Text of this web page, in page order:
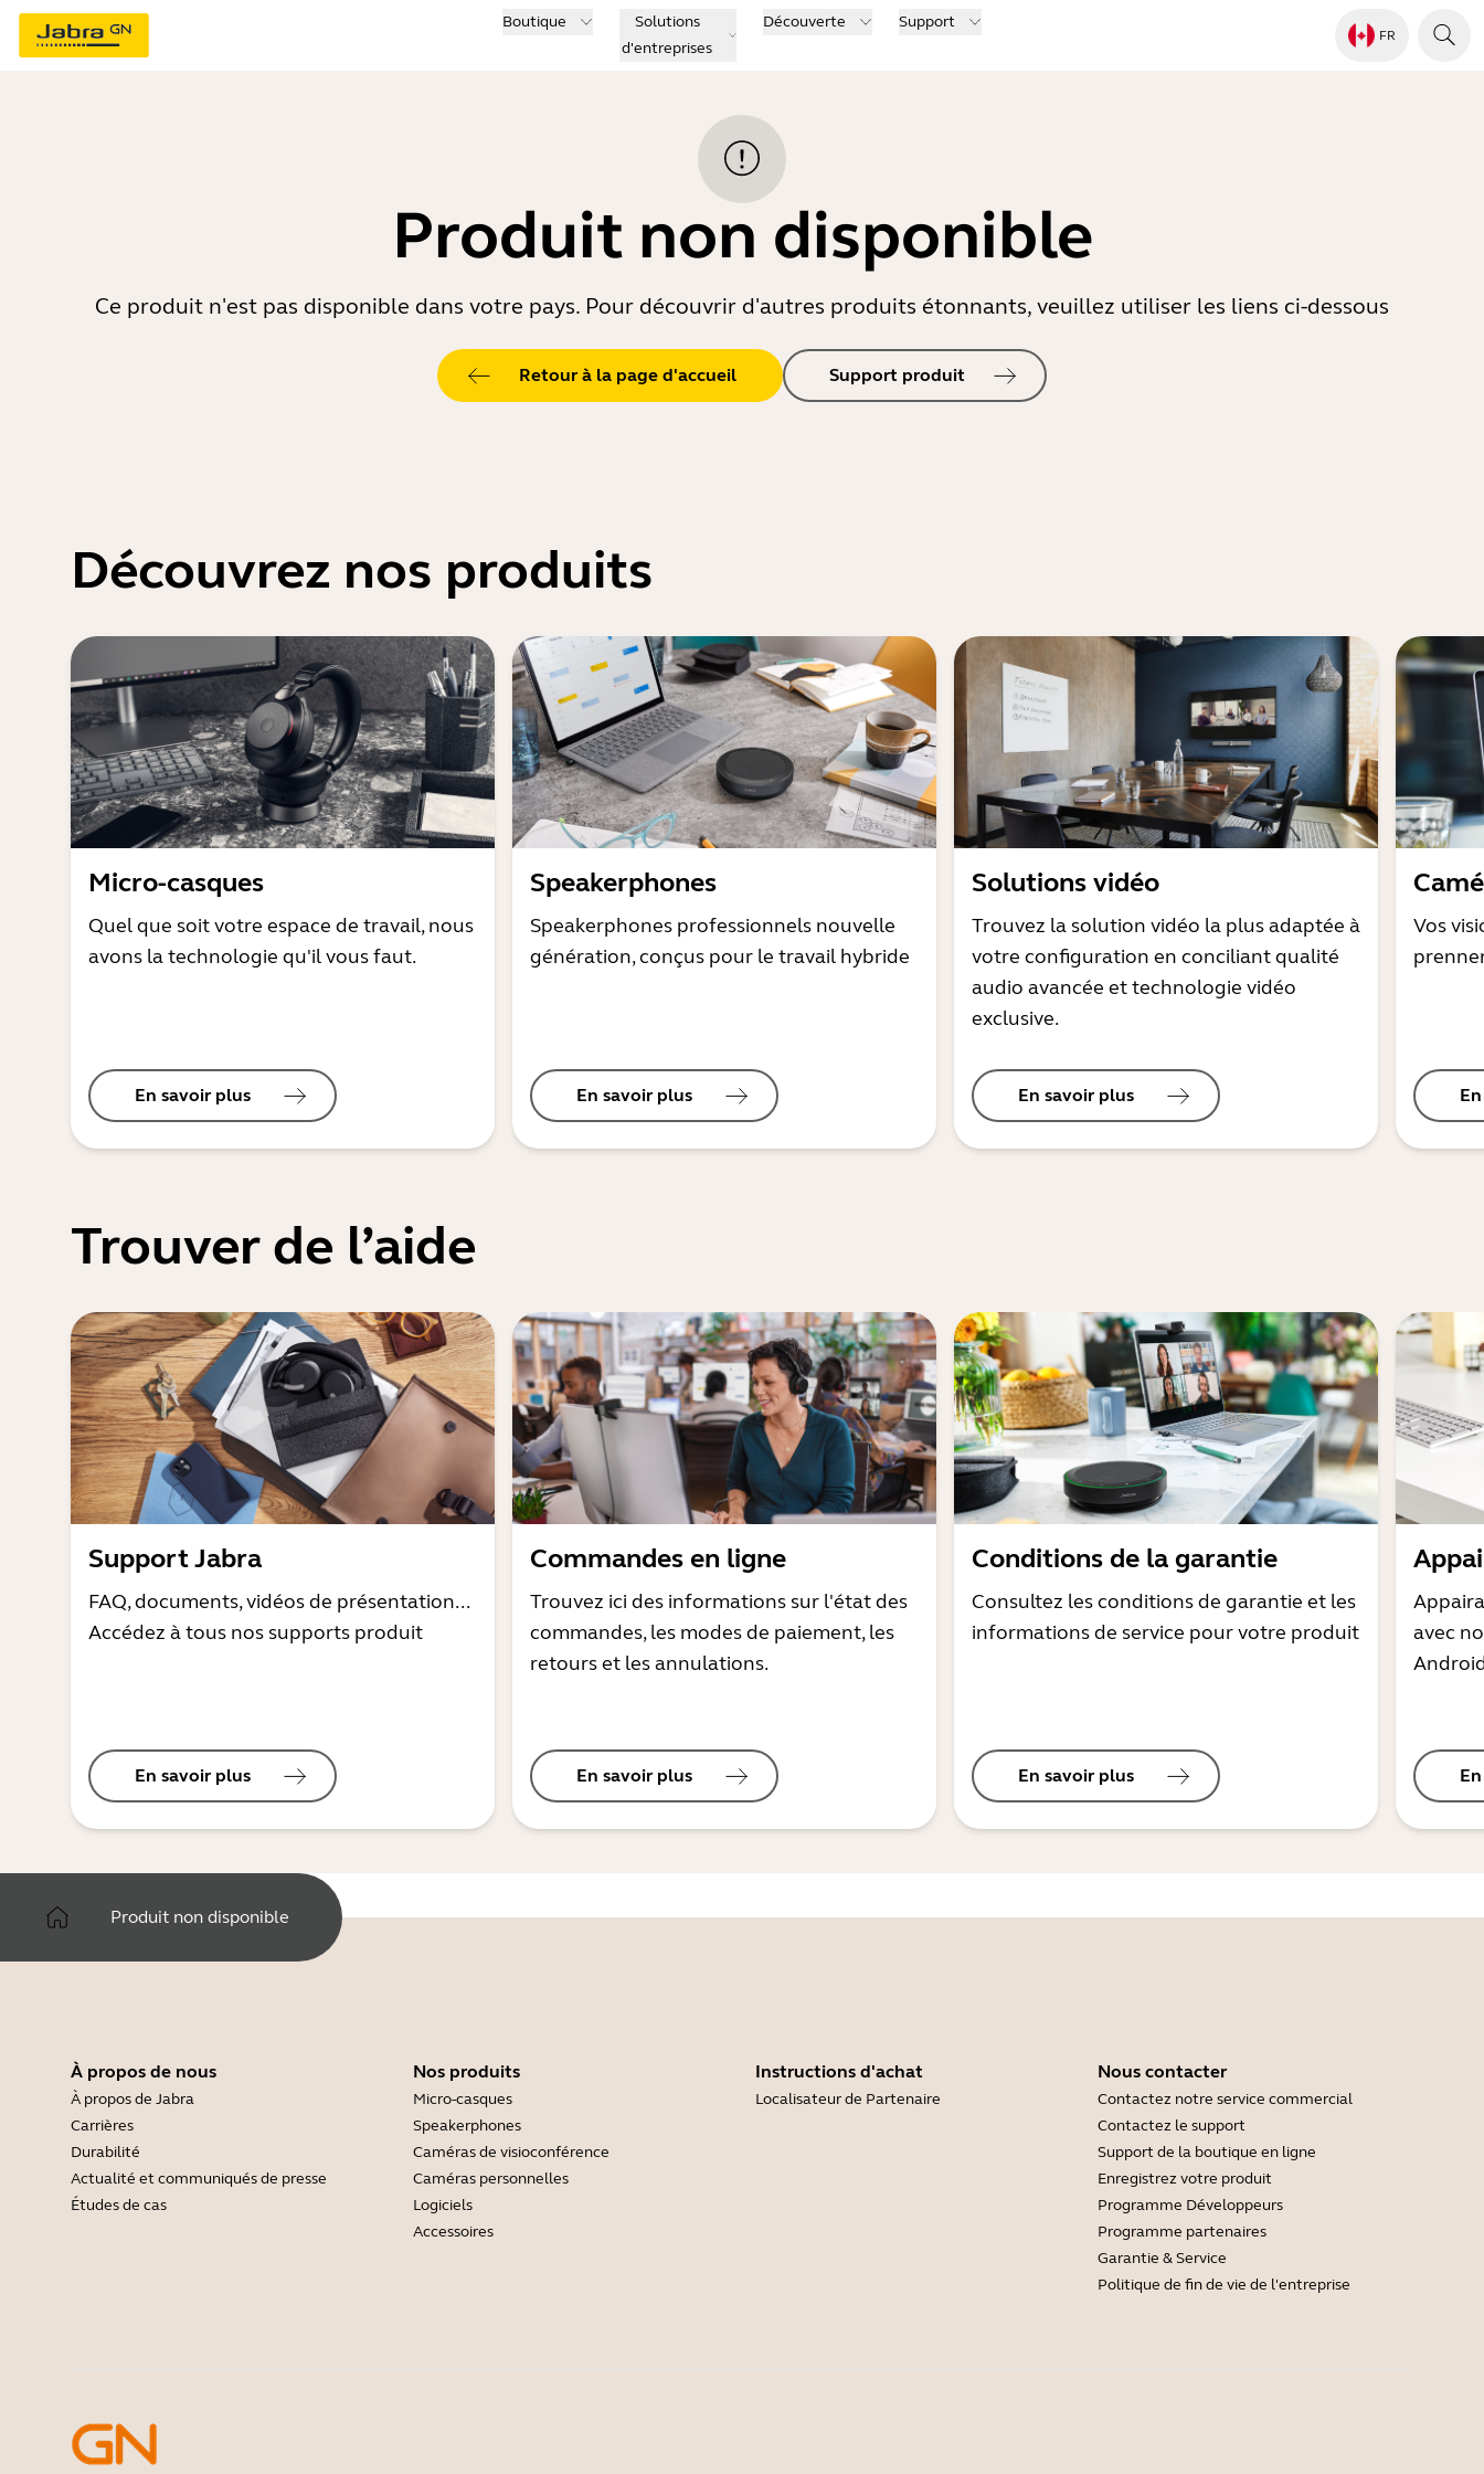
Boutique
Solutions
d'entreprises
Découverte Support
FR
Produit non disponible
Ce produit n'est pas disponible dans votre pays. Pour découvrir d'autres produits étonnants, veuillez utiliser les liens ci-dessous
Retour à la page d'accueil Support produit
Découvrez nos produits
Micro-casques
Quel que soit votre espace de travail, nous
avons la technologie qu'il vous faut.
En savoir plus
Speakerphones
Speakerphones professionnels nouvelle
génération, conçus pour le travail hybride
En savoir plus
Solutions vidéo
Trouvez la solution vidéo la plus adaptée à
votre configuration en conciliant qualité
audio avancée et technologie vidéo
exclusive.
En savoir plus
Vos
Trouver de l’aide
Support Jabra
FAQ, documents, vidéos de présentation...
Accédez à tous nos supports produit
En savoir plus
Commandes en ligne
Trouvez ici des informations sur l'état des
commandes, les modes de paiement, les
retours et les annulations.
En savoir plus
Conditions de la garantie
Consultez les conditions de garantie et les
informations de service pour votre produit
En savoir plus
avec
Produit non disponible
À propos de nous
À propos de Jabra
Carrières
Durabilité
Actualité et communiqués de presse
Études de cas
Nos produits
Micro-casques
Speakerphones
Caméras de visioconférence
Caméras personnelles
Logiciels
Accessoires
Instructions d'achat
Localisateur de Partenaire
Nous contacter
Contactez notre service commercial
Contactez le support
Support de la boutique en ligne
Enregistrez votre produit
Programme Développeurs
Programme partenaires
Garantie & Service
Politique de fin de vie de l'entreprise